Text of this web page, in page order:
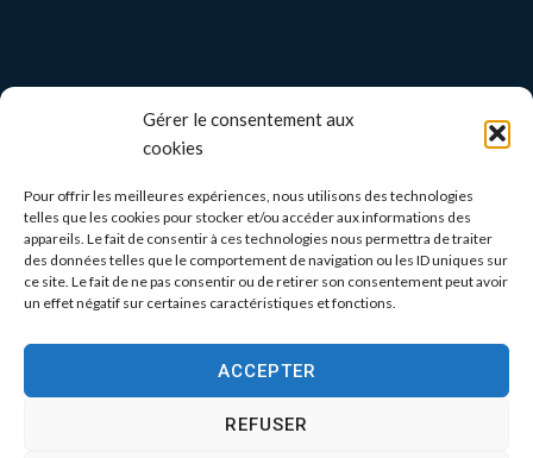
Gérer le consentement aux
cookies
Pour offrir les meilleures expériences, nous utilisons des technologies
telles que les cookies pour stocker et/ou accéder aux informations des
appareils. Le fait de consentir à ces technologies nous permettra de traiter
des données telles que le comportement de navigation ou les ID uniques sur
ce site. Le fait de ne pas consentir ou de retirer son consentement peut avoir
un effet négatif sur certaines caractéristiques et fonctions.
ACCEPTER
REFUSER